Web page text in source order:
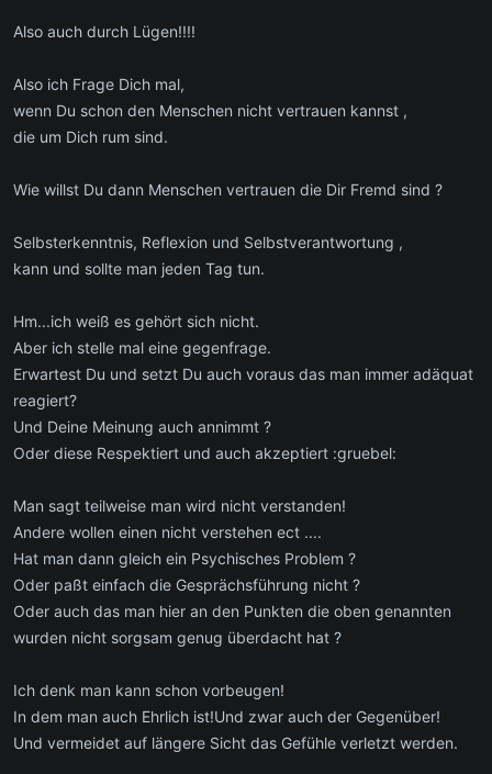
Also auch durch Lügen!!!!
Also ich Frage Dich mal,
wenn Du schon den Menschen nicht vertrauen kannst ,
die um Dich rum sind.
Wie willst Du dann Menschen vertrauen die Dir Fremd sind ?
Selbsterkenntnis, Reflexion und Selbstverantwortung ,
kann und sollte man jeden Tag tun.
Hm...ich weiß es gehört sich nicht.
Aber ich stelle mal eine gegenfrage.
Erwartest Du und setzt Du auch voraus das man immer adäquat
reagiert?
Und Deine Meinung auch annimmt ?
Oder diese Respektiert und auch akzeptiert :gruebel:
Man sagt teilweise man wird nicht verstanden!
Andere wollen einen nicht verstehen ect ....
Hat man dann gleich ein Psychisches Problem ?
Oder paßt einfach die Gesprächsführung nicht ?
Oder auch das man hier an den Punkten die oben genannten
wurden nicht sorgsam genug überdacht hat ?
Ich denk man kann schon vorbeugen!
In dem man auch Ehrlich ist!Und zwar auch der Gegenüber!
Und vermeidet auf längere Sicht das Gefühle verletzt werden.